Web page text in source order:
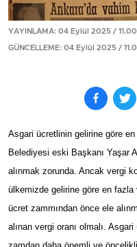
YAYINLAMA: 04 Eylül 2025 / 11.00
GÜNCELLEME: 04 Eylül 2025 /
Asgari ücretlinin gelirine göre
Belediyesi eski Başkanı Yaşar
alınmak zorunda. Ancak vergi
ülkemizde gelirine göre en fazla
ücret zammından önce ele
alınan vergi oranı olmalı.